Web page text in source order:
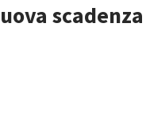
scadenza